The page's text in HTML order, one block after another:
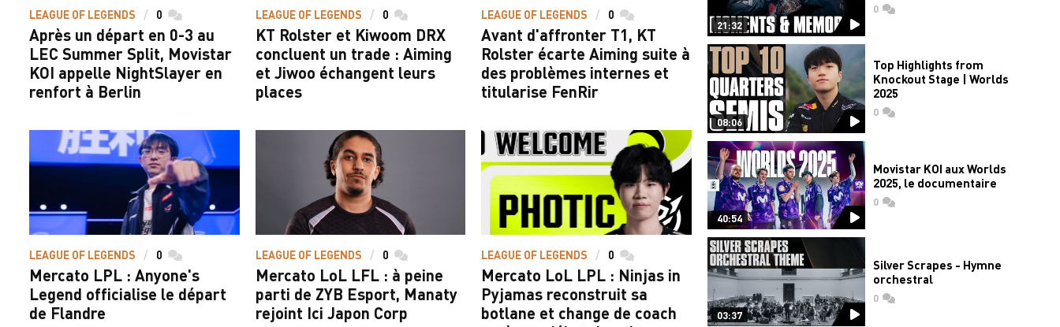
LEAGUE OF LEGENDS 0 commentaires
Après un départ en 0-3 au
LEC Summer Split, Movistar
KOI appelle NightSlayer en
renfort à Berlin
LEAGUE OF LEGENDS 0 commentaires
KT Rolster et Kiwoom DRX
concluent un trade : Aiming
et Jiwoo échangent leurs
places
LEAGUE OF LEGENDS 0 commentaires
Avant d'affronter T1, KT
Rolster écarte Aiming suite à
des problèmes internes et
titularise FenRir
LEAGUE OF LEGENDS 0 commentaires
Mercato LPL : Anyone's
Legend officialise le départ
de Flandre
LEAGUE OF LEGENDS 0 commentaires
Mercato LoL LFL : à peine
parti de ZYB Esport, Manaty
rejoint Ici Japon Corp
LEAGUE OF LEGENDS 0 commentaires
Mercato LoL LPL : Ninjas in
Pyjamas reconstruit sa
botlane et change de coach
21:32
0commentaires
08:06
Top Highlights from
Knockout Stage | Worlds
2025
0commentaires
40:54
Movistar KOI aux Worlds
2025, le documentaire
0commentaires
03:37
Silver Scrapes - Hymne
orchestral
0commentaires